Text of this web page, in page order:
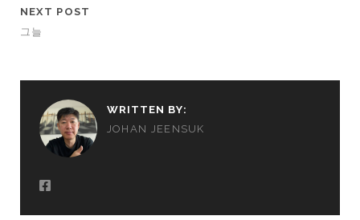
NEXT POST
그늘
WRITTEN BY:
JOHAN JEENSUK